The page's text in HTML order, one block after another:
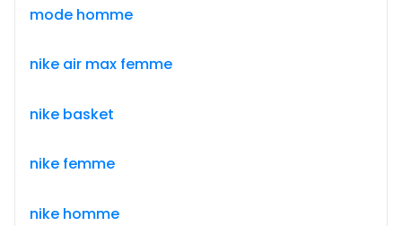
mode homme
nike air max femme
nike basket
nike femme
nike homme